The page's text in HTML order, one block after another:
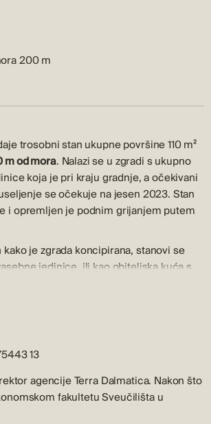
200 m
trosobni stan ukupne površine 110 m²
m od mora. Nalazi se u zgradi s ukupno
koja je pri kraju gradnje, a očekivani
se očekuje na jesen 2023. Stan
i opremljen je podnim grijanjem putem
je zgrada koncipirana, stanovi se
jedinice, ili kao obiteljska kuća s
opremljeni da se mogu koristiti tijekom
adut za kupnju ove nekretnine je
udaljeno manje od dvije minute hoda.
prilika bilo da je planirate koristiti za
turističkog iznajmljivanja.
spremište u suterenu, dva parkirna
Stan na prvom katu se sastoji od ulaza,
i dnevnog boravka u cjelini, hodnika, tri
13
agencije Terra Dalmatica. Nakon što
fakultetu Sveučilišta u
karijeru u djelatnosti prometa